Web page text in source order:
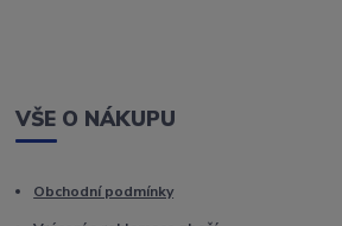
VŠE O NÁKUPU
Obchodní podmínky